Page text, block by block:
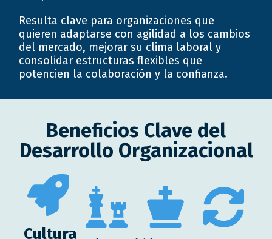
Resulta clave para organizaciones que
quieren adaptarse con agilidad a los cambios
del mercado, mejorar su clima laboral y
consolidar estructuras flexibles que
potencien la colaboración y la confianza.
Beneficios Clave del
Desarrollo Organizacional
Cultura